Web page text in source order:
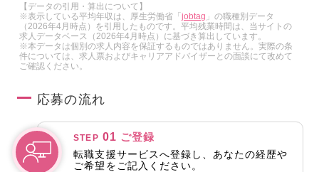
【データの引用・算出について】
※表示している平均年収は、厚生労働省「jobtag 」の職種別データ
（2026年4月時点）を引用したものです。平均残業時間は、当サイトの
求人データベース（2026年4月時点）に基づき算出しています。
※本データは個別の求人内容を保証するものではありません。実際の条
件については、求人票およびキャリアアドバイザーとの面談にて改めて
ご確認ください。
応募の流れ
STEP 01 ご登録
転職支援サービスへ登録し、あなたの経歴や
ご希望をご記入ください。